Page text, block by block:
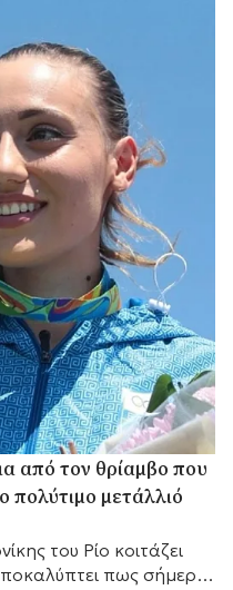
από τον θρίαμβο που
πολύτιμο μετάλλιό
του Ρίο κοιτάζει
πως σήμερα